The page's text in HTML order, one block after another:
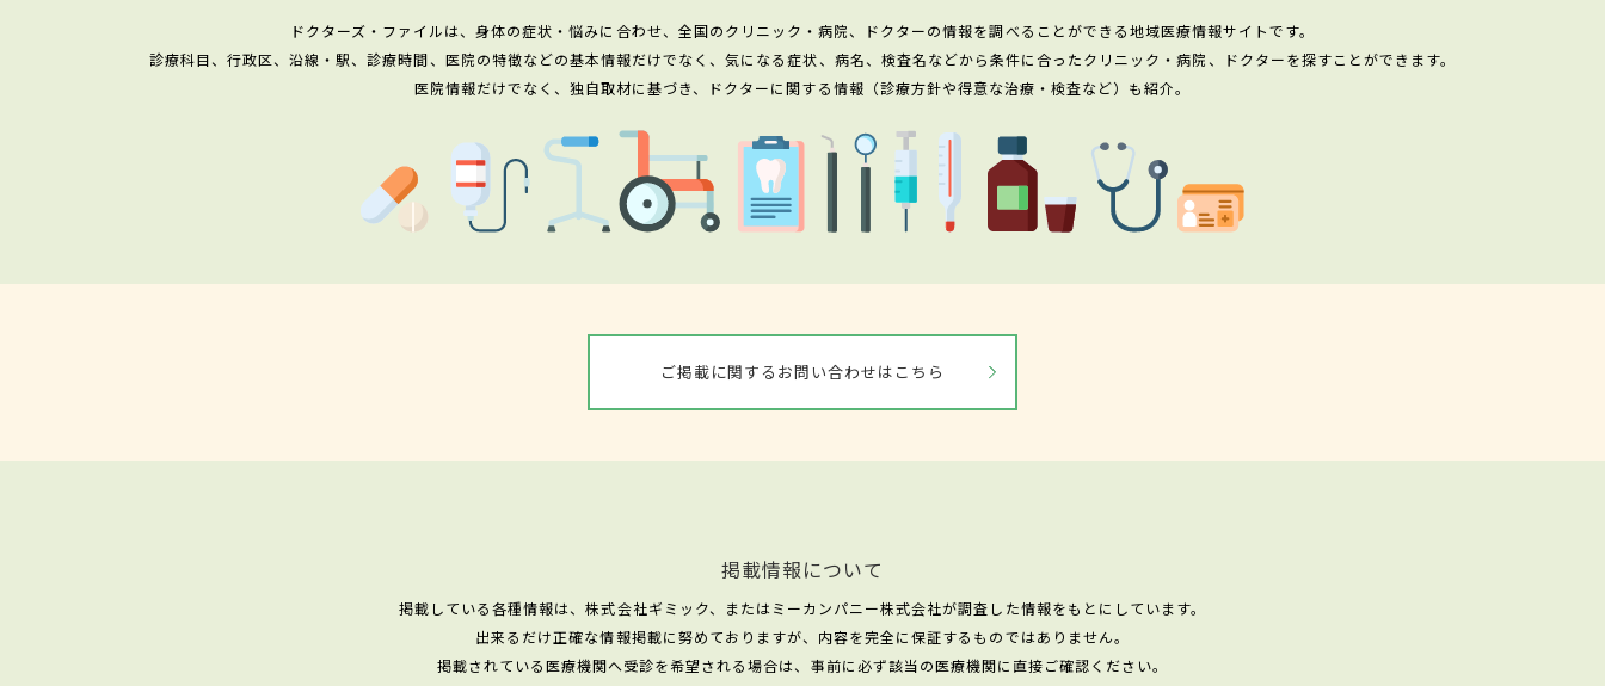
ドクターズ・ファイルは、身体の症状・悩みに合わせ、全国のクリニック・病院、ドクターの情報を調べることができる地域医療情報サイトです。
診療科目、行政区、沿線・駅、診療時間、医院の特徴などの基本情報だけでなく、気になる症状、病名、検査名などから条件に合ったクリニック・病院、ドクターを探すことができます。
医院情報だけでなく、独自取材に基づき、ドクターに関する情報（診療方針や得意な治療・検査など）も紹介。
ご掲載に関するお問い合わせはこちら
掲載情報について
掲載している各種情報は、株式会社ギミック、またはミーカンパニー株式会社が調査した情報をもとにしています。
出来るだけ正確な情報掲載に努めておりますが、内容を完全に保証するものではありません。
掲載されている医療機関へ受診を希望される場合は、事前に必ず該当の医療機関に直接ご確認ください。